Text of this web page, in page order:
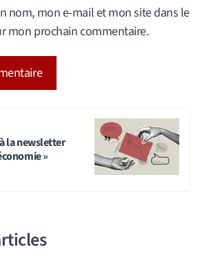
nom, mon e-mail et mon site dans le
mon prochain commentaire.
la newsletter
»